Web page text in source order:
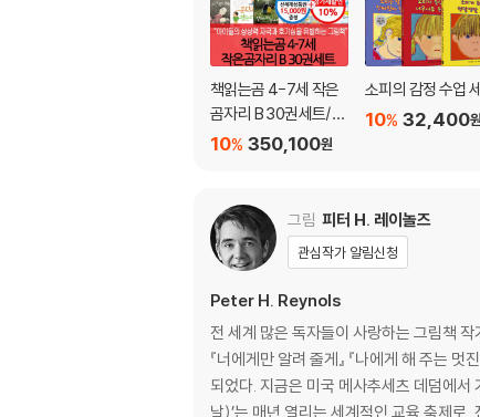
책읽는곰 4-7세 작은
곰자리 B 30권세트/상
품권1.5만350,100원
10%
소피의 감정 수업
32,400원
10%
그림 피터 H. 레이놀즈
관심작가 알림신청
Peter H. Reynols
전 세계 많은 독자들이 사랑하는 그림책 작가
『너에게만 알려 줄게』 『나에게 해 주는
되었다. 지금은 미국 메사추세츠 데덤에서 가족과 함께 살며, 아이들을 위한 다양한 워크숍을 진행하고 있다.그의 그림책 『점』으로 시작된 ’인터내셔날 닷 데이(국제 점의
날)’는 매년 열리는 세계적인 교육 축제로,